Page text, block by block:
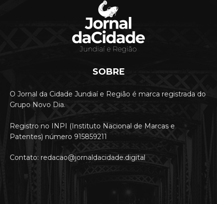
SOBRE
O Jornal da Cidade Jundiaí e Região é marca registrada do
Grupo Novo Dia.
Registro no INPI (Instituto Nacional de Marcas e
Patentes) número 915859211
Contato: redacao@jornaldacidade.digital